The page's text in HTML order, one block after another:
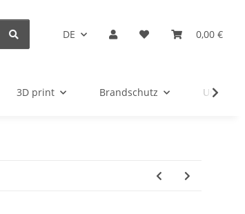
DE 0,00 €
3D print Brandschutz